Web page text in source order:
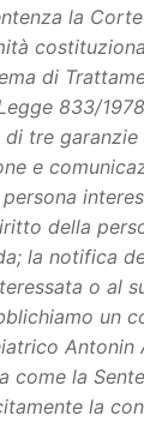
la
di
833/
tre
e
della
la notifica
o al
un
Antonin
come la
la